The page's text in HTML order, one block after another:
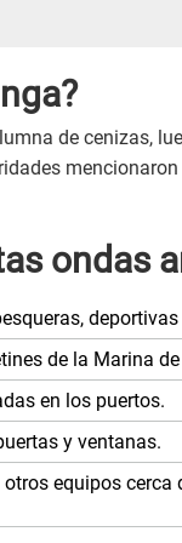
de cenizas,
ondas
de la Marina de
en los puertos.
y ventanas.
equipos cerca